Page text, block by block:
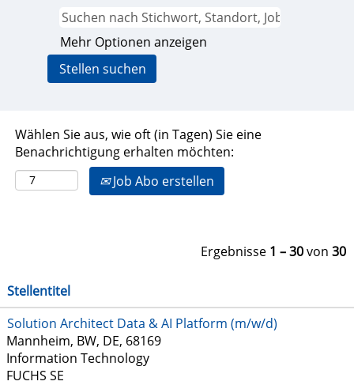
Mehr Optionen anzeigen
Wählen Sie aus, wie oft (in Tagen) Sie eine
Benachrichtigung erhalten möchten:
Job Abo erstellen
Ergebnisse 1 – 30von 30
Stellentitel
Solution Architect Data & AI Platform (m/w/d)
Mannheim, BW, DE, 68169
Information Technology
FUCHS SE